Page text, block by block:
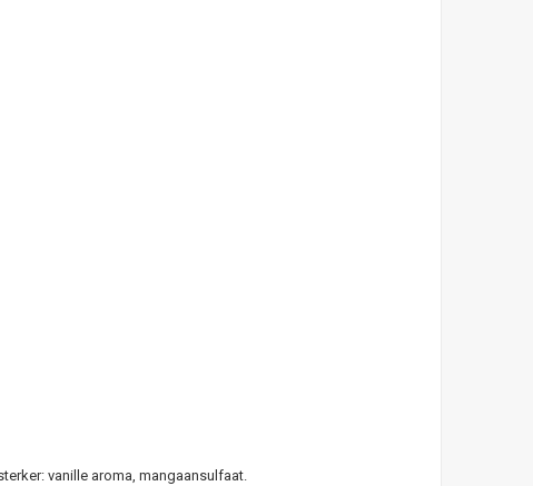
vanille aroma, mangaansulfaat.